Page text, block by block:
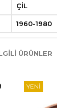
ÇİL
1960-1980
ÜRÜNLER
YENI